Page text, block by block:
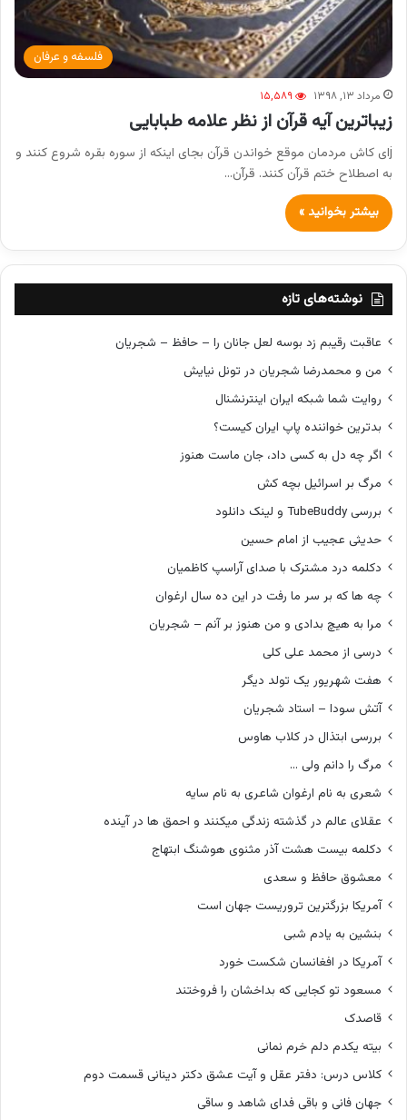
فلسفه و عرفان
مرداد ۱۳, ۱۳۹۸ ۱۵,۵۸۹
زیباترین آیه قرآن از نظر علامه طبابایی
jای کاش مردمان موقع خواندن قرآن بجای اینکه از سوره بقره شروع کنند و
به اصطلاح ختم قرآن کنند. قرآن…
بیشتر بخوانید »
نوشته‌های تازه
عاقبت رقیبم زد بوسه لعل جانان را – حافظ – شجریان
من و محمدرضا شجریان در تونل نیایش
روایت شما شبکه ایران اینترنشنال
بدترین خواننده پاپ ایران کیست؟
اگر چه دل به کسی داد، جان ماست هنوز
مرگ بر اسرائیل بچه کش
بررسی TubeBuddy و لینک دانلود
حدیثی عجیب از امام حسین
دکلمه درد مشترک با صدای آراسپ کاظمیان
چه ها که بر سر ما رفت در این ده سال ارغوان
مرا به هیچ بدادی و من هنوز بر آنم – شجریان
درسی از محمد علی کلی
هفت شهریور یک تولد دیگر
آتش سودا – استاد شجریان
بررسی ابتذال در کلاب هاوس
مرگ را دانم ولی …
شعری به نام ارغوان شاعری به نام سایه
عقلای عالم در گذشته زندگی میکنند و احمق ها در آینده
دکلمه بیست هشت آذر مثنوی هوشنگ ابتهاج
معشوق حافظ و سعدی
آمریکا بزرگترین تروریست جهان است
بنشین به یادم شبی
آمریکا در افغانسان شکست خورد
مسعود تو کجایی که بداخشان را فروختند
قاصدک
بیته یکدم دلم خرم نمانی
کلاس درس: دفتر عقل و آیت عشق دکتر دینانی قسمت دوم
جهان فانی و باقی فدای شاهد و ساقی